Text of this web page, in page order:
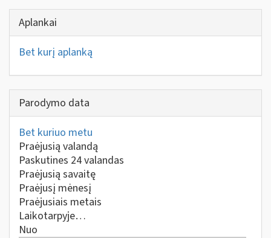
Aplankai
Bet kurį aplanką
Parodymo data
Bet kuriuo metu
Praėjusią valandą
Paskutines 24 valandas
Praėjusią savaitę
Praėjusį mėnesį
Praėjusiais metais
Laikotarpyje…
Nuo